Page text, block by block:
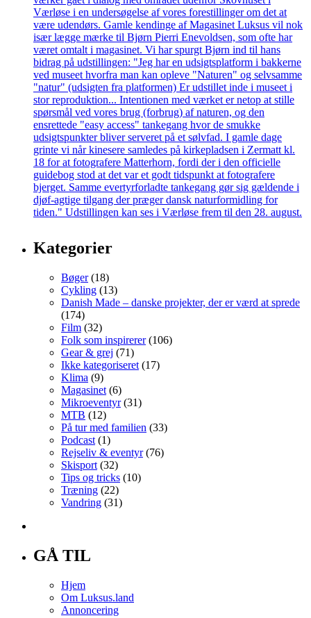
Kategorier
Bøger(18)
Cykling (13)
Danish Made – danske projekter, der er værd at sprede
(174)
Film (32)
Folk som inspirerer(106)
Gear & grej (71)
Ikke kategoriseret (17)
Klima (9)
Magasinet (6)
Mikroeventyr(31)
MTB (12)
På tur med familien (33)
Podcast (1)
Rejseliv & eventyr(76)
Skisport (32)
Tips og tricks (10)
Træning (22)
Vandring (31)
GÅ TIL
Hjem
Om Luksus.land
Annoncering